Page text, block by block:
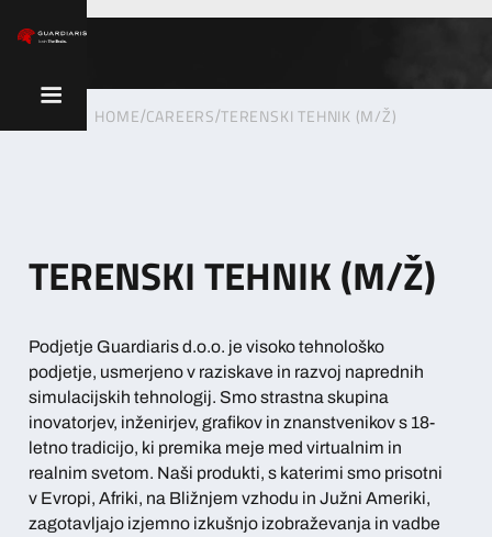
HOME/CAREERS/TERENSKI TEHNIK (M/Ž)
TERENSKI TEHNIK (M/Ž)
Podjetje Guardiaris d.o.o. je visoko tehnološko
podjetje, usmerjeno v raziskave in razvoj naprednih
simulacijskih tehnologij. Smo strastna skupina
inovatorjev, inženirjev, grafikov in znanstvenikov s 18-
letno tradicijo, ki premika meje med virtualnim in
realnim svetom. Naši produkti, s katerimi smo prisotni
v Evropi, Afriki, na Bližnjem vzhodu in Južni Ameriki,
zagotavljajo izjemno izkušnjo izobraževanja in vadbe